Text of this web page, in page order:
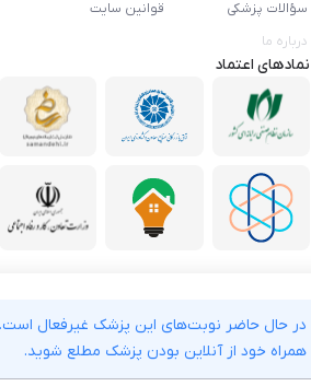
در حال حاضر نوبت‌های این پزشک غیرفعال است.
همراه خود از آنلاین بودن پزشک مطلع شوید.
سؤالات پزشکی
قوانین سایت
درباره ما
نمادهای اعتماد